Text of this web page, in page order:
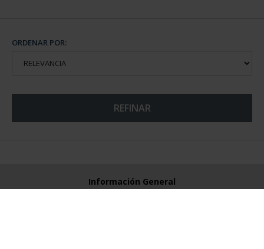
ORDENAR POR:
REFINAR
Información General